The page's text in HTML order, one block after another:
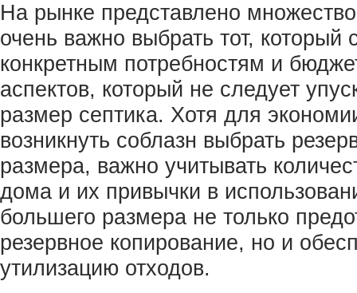
На рынке представлено
очень важно выбрать тот, который
конкретным потребностям и
аспектов, который не следует
размер септика. Хотя для
возникнуть соблазн выбрать
размера, важно учитывать
дома и их привычки в
большего размера не только
резервное копирование, но и
утилизацию отходов.